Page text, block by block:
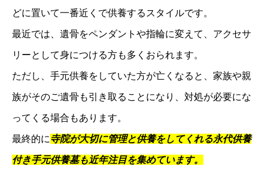
どに置いて一番近くで供養するスタイルです。
最近では、遺骨をペンダントや指輪に変えて、アクセサ
リーとして身につける方も多くおられます。
ただし、手元供養をしていた方が亡くなると、家族や親
族がそのご遺骨も引き取ることになり、対処が必要にな
ってくる場合もあります。
最終的に寺院が大切に管理と供養をしてくれる永代供養
付き手元供養墓も近年注目を集めています。